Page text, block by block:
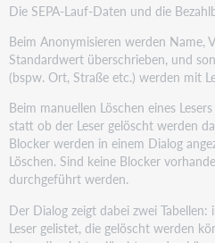
Die SEPA-Lauf-Daten und die
Beim Anonymisieren werden Name,
Standardwert überschrieben, und
(bspw. Ort, Straße etc.) werden mit
Beim manuellen Löschen eines
statt ob der Leser gelöscht werden
Blocker werden in einem Dialog
Löschen. Sind keine Blocker
durchgeführt werden.
Der Dialog zeigt dabei zwei
Leser gelistet, die gelöscht werden